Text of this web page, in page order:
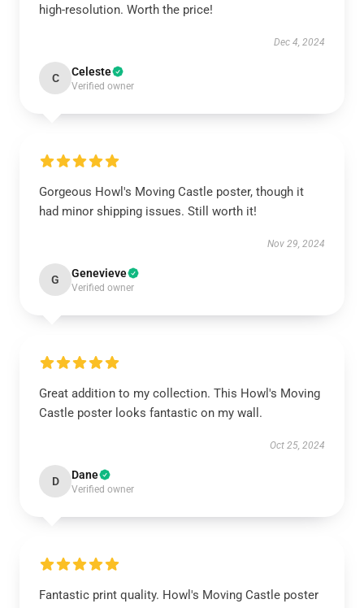
high-resolution. Worth the price!
Dec 4, 2024
C Celeste
Verified owner
Gorgeous Howl's Moving Castle poster, though it
had minor shipping issues. Still worth it!
Nov 29, 2024
G Genevieve
Verified owner
Great addition to my collection. This Howl's Moving
Castle poster looks fantastic on my wall.
Oct 25, 2024
D Dane
Verified owner
Fantastic print quality. Howl's Moving Castle poster